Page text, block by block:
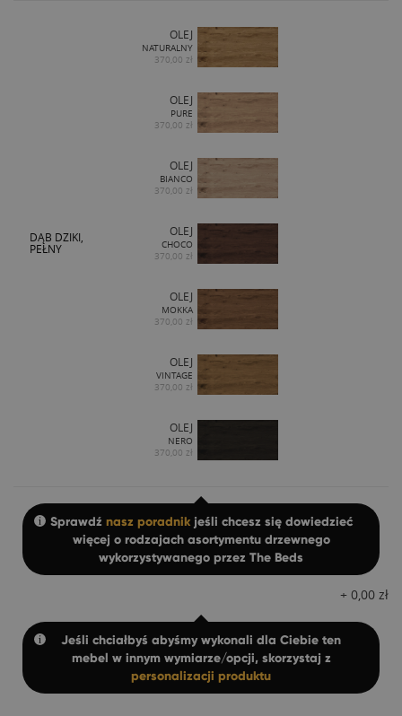
DĄB DZIKI,
PEŁNY
OLEJ
NATURALNY
370,00 zł
OLEJ
PURE
370,00 zł
OLEJ
BIANCO
370,00 zł
OLEJ
CHOCO
370,00 zł
OLEJ
MOKKA
370,00 zł
OLEJ
VINTAGE
370,00 zł
OLEJ
NERO
370,00 zł
Sprawdź nasz poradnikjeśli chcesz się dowiedzieć
więcej o rodzajach asortymentu drzewnego
wykorzystywanego przez The Beds
+ 0,00 zł
Jeśli chciałbyś abyśmy wykonali dla Ciebie ten
mebel w innym wymiarze/opcji, skorzystaj z
personalizacji produktu